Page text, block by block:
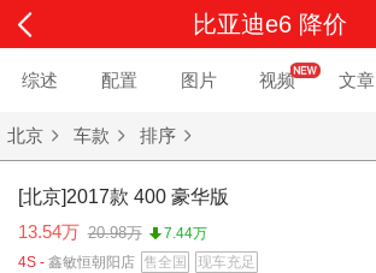
比亚迪e6 降价
综述 配置 图片 视频 文章
北京 车款 排序
[北京]2017款 400 豪华版
13.54万 20.98万
7.44万
4S - 鑫敏恒朝阳店 售全国 现车充足